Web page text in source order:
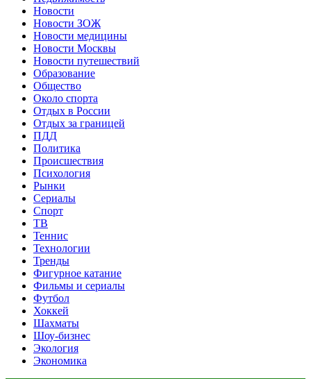
Новости
Новости ЗОЖ
Новости медицины
Новости Москвы
Новости путешествий
Образование
Общество
Около спорта
Отдых в России
Отдых за границей
ПДД
Политика
Происшествия
Психология
Рынки
Сериалы
Спорт
ТВ
Теннис
Технологии
Тренды
Фигурное катание
Фильмы и сериалы
Футбол
Хоккей
Шахматы
Шоу-бизнес
Экология
Экономика